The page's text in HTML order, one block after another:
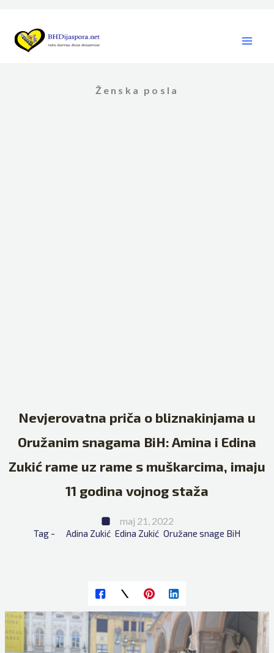
content
Ženska posla
Nevjerovatna priča o bliznakinjama u
Oružanim snagama BiH: Amina i Edina
Zukić rame uz rame s muškarcima, imaju
11 godina vojnog staža
maj 21, 2022
Tag - Adina Zukić Edina Zukić Oružane snage BiH